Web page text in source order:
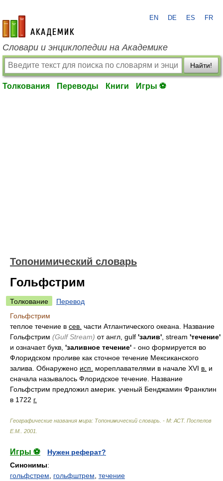
academic.ru
EN DE ES FR
Словари и энциклопедии на Академике
Найти!
Толкования Переводы Книги Игры ⚽
Топонимический словарь
Гольфстрим
Толкование
Перевод
Гольфстрим
теплое течение в сев. части Атлантического океана. Название
Гольфстрим (Gulf Stream) от англ, gulf 'залив' , stream 'течение'
и означает букв, 'заливное течение' - оно формируется во
Флоридском проливе как сточное течение Мексиканского
залива. Обнаружено исп. мореплавателями в начале XVI в. и
сначала называлось Флоридское течение. Название
Гольфстрим предложил америк. ученый Бенджамин Франклин
в 1722 г.
Географические названия мира: Топонимический словарь. - М: АСТ. Поспелов
Е.М.
2001
Игры ⚽
Нужен реферат?
Синонимы:
гольфстрем
гольфштрем течение